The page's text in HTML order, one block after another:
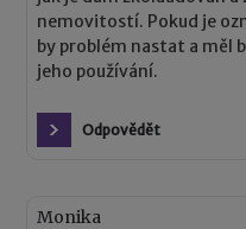
nemovitostí. Pokud je
by problém nastat a měl
jeho používání.
Odpovědět
Monika